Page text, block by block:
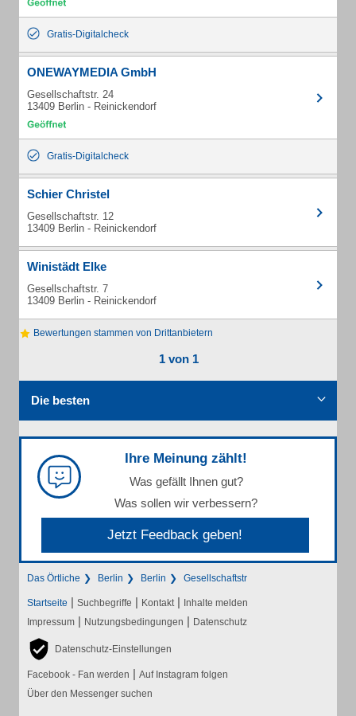
Gratis-Digitalcheck
ONEWAYMEDIA GmbH
Gesellschaftstr. 24
13409 Berlin - Reinickendorf
Gratis-Digitalcheck
Schier Christel
Gesellschaftstr. 12
13409 Berlin - Reinickendorf
Winistädt Elke
Gesellschaftstr. 7
13409 Berlin - Reinickendorf
Bewertungen stammen von Drittanbietern
1 von 1
Die besten
Ihre Meinung zählt!
Was gefällt Ihnen gut?
Was sollen wir verbessern?
Jetzt Feedback geben!
Das Örtliche Berlin Berlin Gesellschaftstr
Startseite | Suchbegriffe | Kontakt | Inhalte melden
Impressum | Nutzungsbedingungen | Datenschutz
Datenschutz-Einstellungen
Facebook - Fan werden | Auf Instagram folgen
Über den Messenger suchen